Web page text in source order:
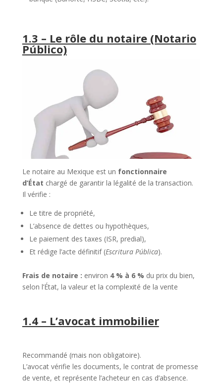
1.3 – Le rôle du notaire (Notario
Público)
Le notaire au Mexique est un fonctionnaire
d’État chargé de garantir la légalité de la transaction.
Il vérifie :
Le titre de propriété,
L’absence de dettes ou hypothèques,
Le paiement des taxes (ISR, predial),
Et rédige l’acte définitif (Escritura Pública).
Frais de notaire : environ 4 % à 6 % du prix du bien,
selon l’État, la valeur et la complexité de la vente
1.4 – L’avocat immobilier
Recommandé (mais non obligatoire).
L’avocat vérifie les documents, le contrat de promesse
de vente, et représente l’acheteur en cas d’absence.